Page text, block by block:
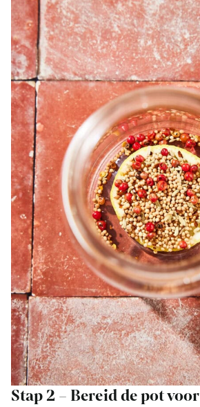
Stap 2 – Bereid de pot voor